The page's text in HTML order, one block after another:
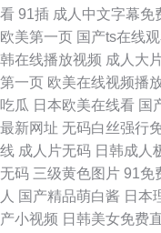
看 91插 成人中文字幕免
欧美第一页 国产ts在线
韩在线播放视频 成人大
第一页 欧美在线视频播
吃瓜 日本欧美在线看 国
最新网址 无码白丝强行
线 成人片无码 日韩成人
无码 三级黄色图片 91免
人 国产精品萌白酱 日本
产小视频 日韩美女免费